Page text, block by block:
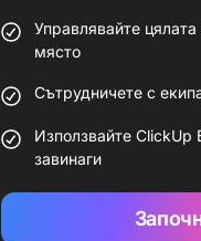
Управлявайте
място
Сътрудничете с
Използвайте
завинаги